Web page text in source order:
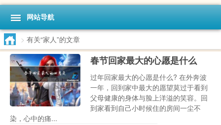
网站导航
> 有关“家人”的文章
春节回家最大的心愿是什么
过年回家最大的心愿是什么? 在外奔波
一年，回到家中最大的愿望莫过于看到
父母健康的身体与脸上洋溢的笑容。回
到家看到自己小时候住的房间一尘不
染，心中的痛...